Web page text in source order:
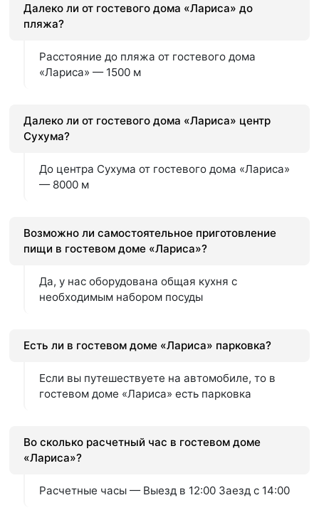
Далеко ли от гостевого дома «Лариса» до
пляжа?
Расстояние до пляжа от гостевого дома
«Лариса» — 1500 м
Далеко ли от гостевого дома «Лариса» центр
Сухума?
До центра Сухума от гостевого дома «Лариса»
— 8000 м
Возможно ли самостоятельное приготовление
пищи в гостевом доме «Лариса»?
Да, у нас оборудована общая кухня с
необходимым набором посуды
Есть ли в гостевом доме «Лариса» парковка?
Если вы путешествуете на автомобиле, то в
гостевом доме «Лариса» есть парковка
Во сколько расчетный час в гостевом доме
«Лариса»?
Расчетные часы — Выезд в 12:00 Заезд с 14:00